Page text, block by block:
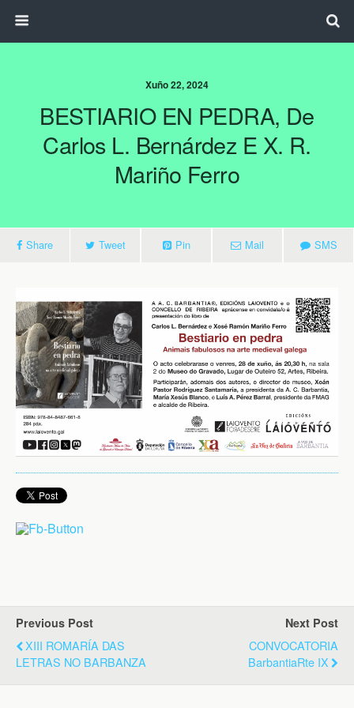
Xuño 22, 2024
BESTIARIO EN PEDRA, De
Carlos L. Bernárdez E X. R.
Mariño Ferro
Share Tweet Pin Mail SMS
Previous Post
XIII ROMARÍA DAS
LETRAS NO BARBANZA
Next Post
CONVOCATORIA
BarbantiaRte IX